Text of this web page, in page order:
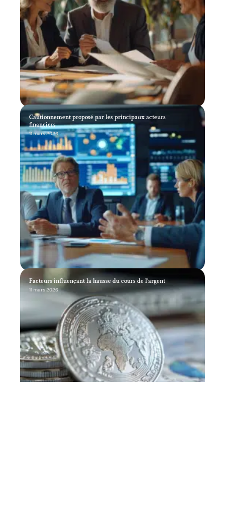
Cautionnement proposé par les principaux acteurs
financiers
11 mars 2026
Facteurs influençant la hausse du cours de l’argent
11 mars 2026